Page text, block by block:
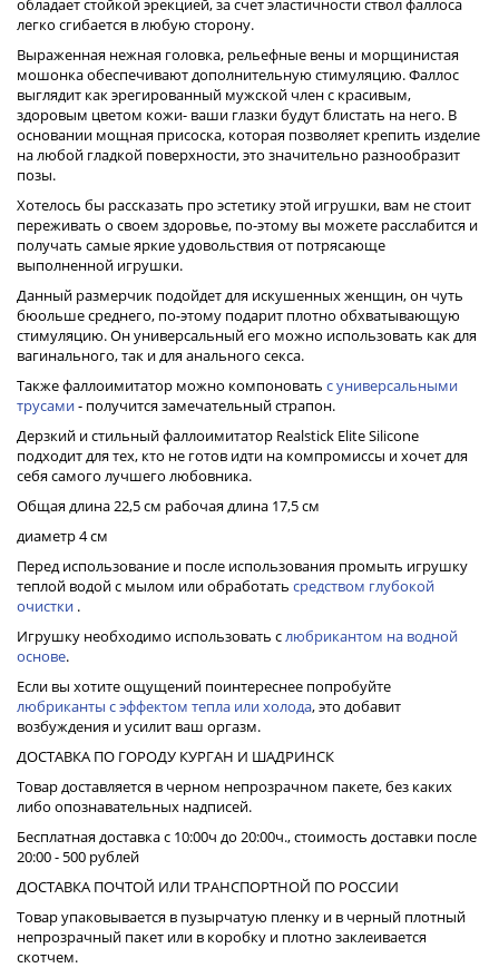
обладает стойкой эрекцией, за счет эластичности ствол фаллоса
легко сгибается в любую сторону.
Выраженная нежная головка, рельефные вены и морщинистая
мошонка обеспечивают дополнительную стимуляцию. Фаллос
выглядит как эрегированный мужской член с красивым,
здоровым цветом кожи- ваши глазки будут блистать на него. В
основании мощная присоска, которая позволяет крепить изделие
на любой гладкой поверхности, это значительно разнообразит
позы.
Хотелось бы рассказать про эстетику этой игрушки, вам не стоит
переживать о своем здоровье, по-этому вы можете расслабится и
получать самые яркие удовольствия от потрясающе
выполненной игрушки.
Данный размерчик подойдет для искушенных женщин, он чуть
бюольше среднего, по-этому подарит плотно обхватывающую
стимуляцию. Он универсальный его можно использовать как для
вагинального, так и для анального секса.
Также фаллоимитатор можно компоновать с универсальными
трусами- получится замечательный страпон.
Дерзкий и стильный фаллоимитатор Realstick Elite Silicone
подходит для тех, кто не готов идти на компромиссы и хочет для
себя самого лучшего любовника.
Общая длина 22,5 см рабочая длина 17,5 см
диаметр 4 см
Перед использование и после использования промыть игрушку
теплой водой с мылом или обработать средством глубокой
очистки .
Игрушку необходимо использовать слюбрикантом на водной
основе.
Если вы хотите ощущений поинтереснее попробуйте
любриканты с эффектом тепла или холода, это добавит
возбуждения и усилит ваш оргазм.
ДОСТАВКА ПО ГОРОДУ КУРГАН И ШАДРИНСК
Товар доставляется в черном непрозрачном пакете, без каких
либо опознавательных надписей.
Бесплатная доставка с 10:00ч до 20:00ч., стоимость доставки после
20:00 - 500 рублей
ДОСТАВКА ПОЧТОЙ ИЛИ ТРАНСПОРТНОЙ ПО РОССИИ
Товар упаковывается в пузырчатую пленку и в черный плотный
непрозрачный пакет или в коробку и плотно заклеивается
скотчем.